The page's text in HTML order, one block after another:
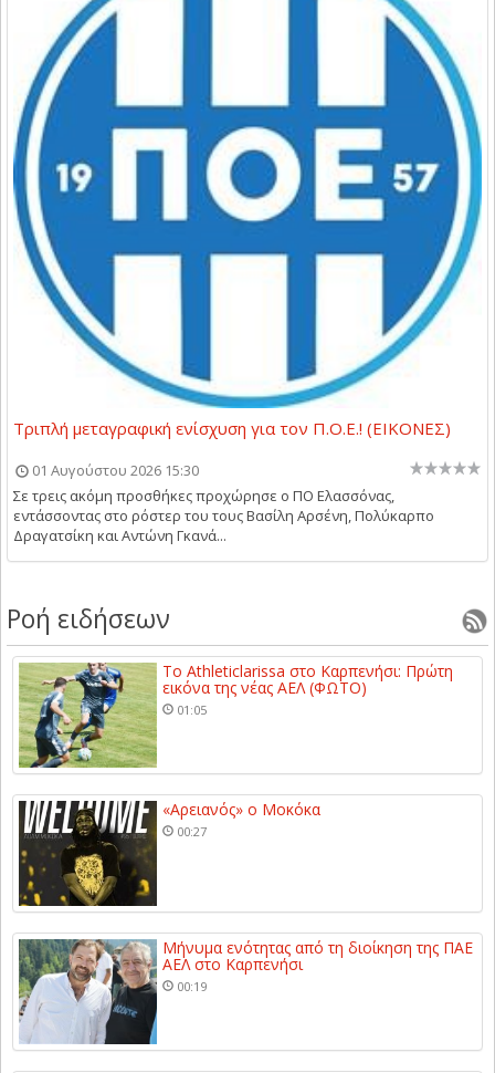
Τριπλή μεταγραφική ενίσχυση για τον Π.Ο.Ε.! (ΕΙΚΟΝΕΣ)
01 Αυγούστου 2026 15:30
Σε τρεις ακόμη προσθήκες προχώρησε ο ΠΟ Ελασσόνας,
εντάσσοντας στο ρόστερ του τους Βασίλη Αρσένη, Πολύκαρπο
Δραγατσίκη και Αντώνη Γκανά...
Ροή ειδήσεων
Το Athleticlarissa στο Καρπενήσι: Πρώτη
εικόνα της νέας ΑΕΛ (ΦΩΤΟ)
01:05
«Αρειανός» ο Μοκόκα
00:27
Μήνυμα ενότητας από τη διοίκηση της ΠΑΕ
ΑΕΛ στο Καρπενήσι
00:19